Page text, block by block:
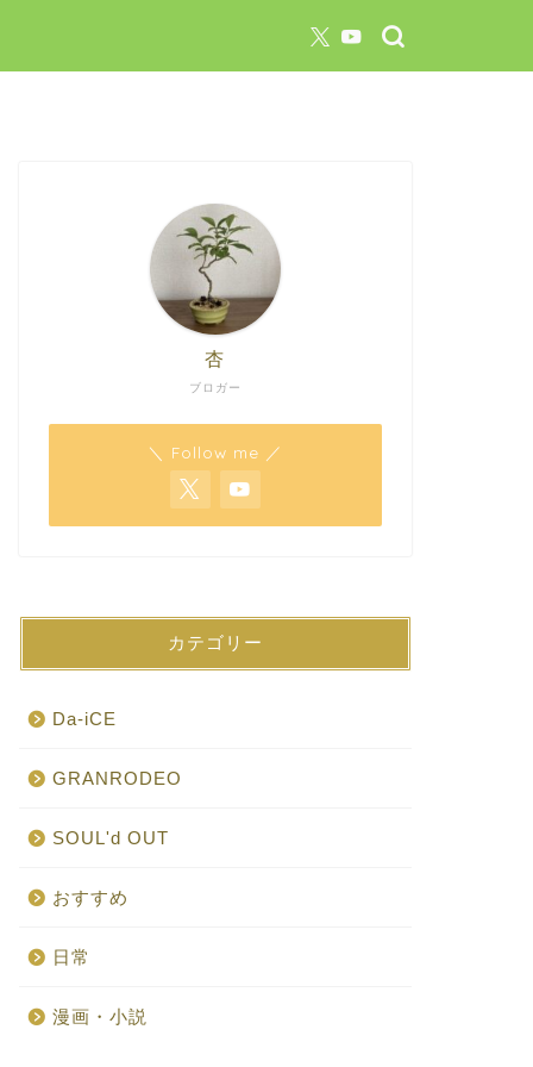
ブロガー
杏
＼ Follow me ／
カテゴリー
Da-iCE
GRANRODEO
SOUL'd OUT
おすすめ
日常
漫画・小説